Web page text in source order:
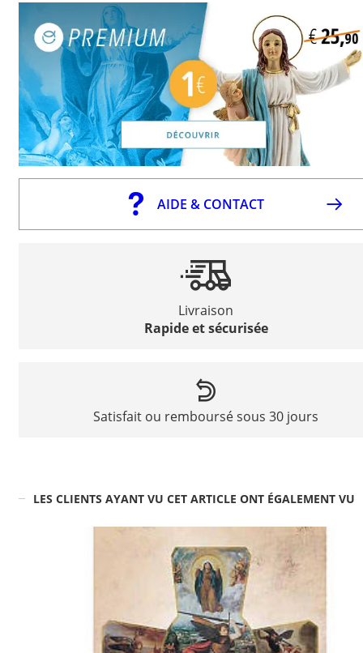
AIDE & CONTACT
Livraison
Rapide et sécurisée
Satisfait ou remboursé sous 30 jours
LES CLIENTS AYANT VU CET ARTICLE ONT ÉGALEMENT VU